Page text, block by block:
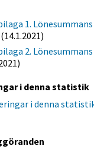
1.
(14.1.2021)
2.
i denna statistik
i denna